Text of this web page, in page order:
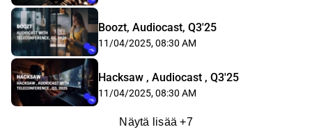
Boozt, Audiocast, Q3'25
11/04/2025, 08:30 AM
Hacksaw , Audiocast , Q3'25
11/04/2025, 08:30 AM
Näytä lisää +7